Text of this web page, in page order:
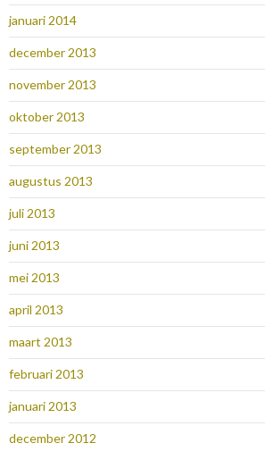
januari 2014
december 2013
november 2013
oktober 2013
september 2013
augustus 2013
juli 2013
juni 2013
mei 2013
april 2013
maart 2013
februari 2013
januari 2013
december 2012